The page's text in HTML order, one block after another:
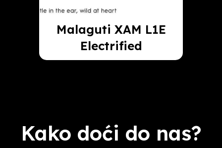
Malaguti XAM L1E
Electrified
Kako doći do nas?